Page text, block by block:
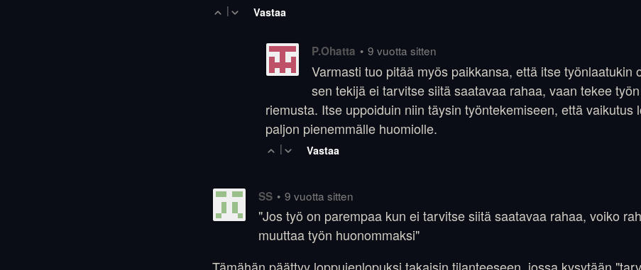
| Vastaa
P.Ohatta • 9 vuotta sitten
Varmasti tuo pitää myös paikkansa, että itse työnlaatukin
sen tekijä ei tarvitse siitä saatavaa rahaa, vaan tekee
riemusta. Itse uppoiduin niin täysin työntekemiseen, että vaikutus
paljon pienemmälle huomiolle.
| Vastaa
SS • 9 vuotta sitten
"Jos työ on parempaa kun ei tarvitse siitä saatavaa rahaa, voiko
muuttaa työn huonommaksi"